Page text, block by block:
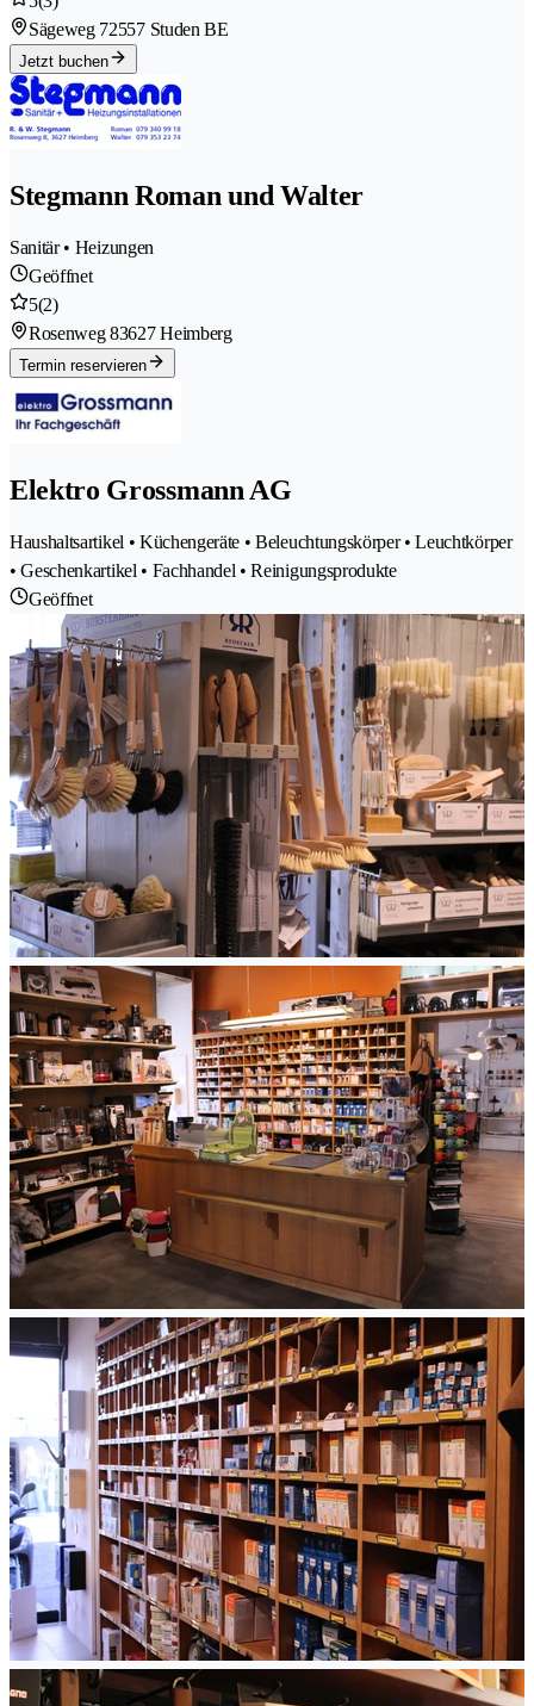
Sägeweg 72557 Studen BE
Jetzt buchen
Stegmann Roman und Walter
Sanitär • Heizungen
Geöffnet
5(2)
Rosenweg 83627 Heimberg
Termin reservieren
Elektro Grossmann AG
Haushaltsartikel • Küchengeräte • Beleuchtungskörper • Leuchtkörper
• Geschenkartikel • Fachhandel • Reinigungsprodukte
Geöffnet